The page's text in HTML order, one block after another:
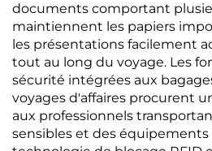
documents comportant
maintiennent les papiers
les présentations facilement
tout au long du voyage. Les
sécurité intégrées aux
voyages d'affaires procurent
aux professionnels
sensibles et des équipements